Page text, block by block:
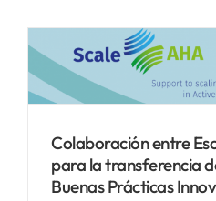
Colaboración entre
para la transferencia
Buenas Prácticas